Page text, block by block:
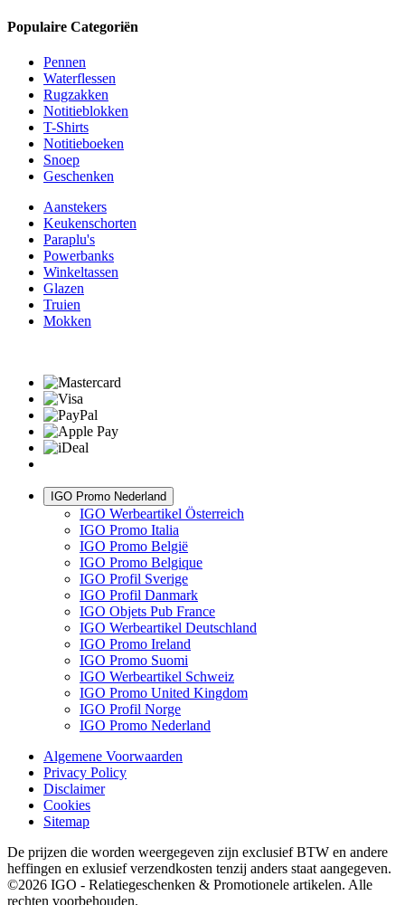
Populaire Categoriën
Pennen
Waterflessen
Rugzakken
Notitieblokken
T-Shirts
Notitieboeken
Snoep
Geschenken
Aanstekers
Keukenschorten
Paraplu's
Powerbanks
Winkeltassen
Glazen
Truien
Mokken
IGO Promo Nederland
IGO Werbeartikel Österreich
IGO Promo Italia
IGO Promo België
IGO Promo Belgique
IGO Profil Sverige
IGO Profil Danmark
IGO Objets Pub France
IGO Werbeartikel Deutschland
IGO Promo Ireland
IGO Promo Suomi
IGO Werbeartikel Schweiz
IGO Promo United Kingdom
IGO Profil Norge
IGO Promo Nederland
Algemene Voorwaarden
Privacy Policy
Disclaimer
Cookies
Sitemap
De prijzen die worden weergegeven zijn exclusief BTW en andere
heffingen en exlusief verzendkosten tenzij anders staat aangegeven.
©2026 IGO - Relatiegeschenken & Promotionele artikelen. Alle
rechten voorbehouden.